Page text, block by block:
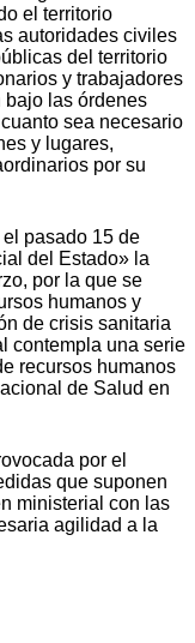
el territorio
autoridades civiles
del territorio
y trabajadores
bajo las órdenes
sea necesario
y lugares,
por su
pasado 15 de
del Estado» la
por la que se
humanos y
de crisis sanitaria
contempla una serie
recursos humanos
de Salud en
por el
que suponen
ministerial con las
agilidad a la